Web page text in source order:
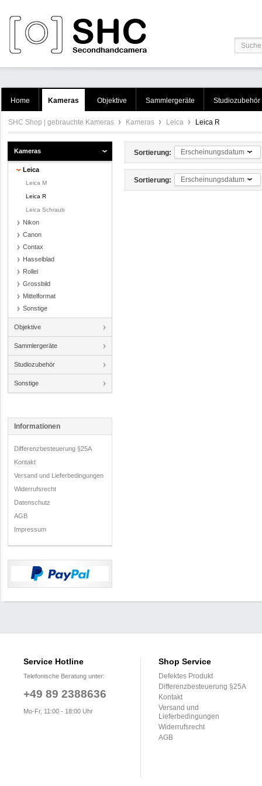
Home Kameras Objektive Sammlergeräte Studiozubehör
SHC Shop | gebrauchte Kameras Kameras Leica Leica R
Kameras
Leica
Leica M
Leica R
Leica Schraub
Nikon
Canon
Contax
Hasselblad
Rollei
Grossbild
Mittelformat
Sonstige
Objektive
Sammlergeräte
Studiozubehör
Sonstige
Informationen
Differenzbesteuerung §25A
Kontakt
Versand und Lieferbedingungen
Widerrufsrecht
Datenschutz
AGB
Impressum
Sortierung: Erscheinungsdatum
Sortierung: Erscheinungsdatum
Service Hotline
Telefonische Beratung unter:
+49 89 2388636
Mo-Fr, 11:00 - 18:00 Uhr
Shop Service
Defektes Produkt
Differenzbesteuerung §25A
Kontakt
Versand und
Lieferbedingungen
Widerrufsrecht
AGB